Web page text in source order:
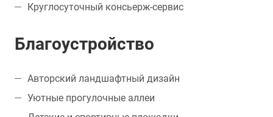
Круглосуточный консьерж-сервис
Благоустройство
Авторский ландшафтный дизайн
Уютные прогулочные аллеи